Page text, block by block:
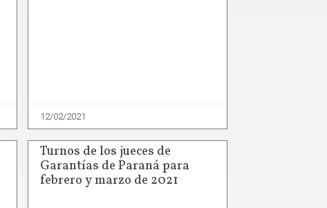
12/02/2021
Turnos de los jueces de
Garantías de Paraná para
febrero y marzo de 2021